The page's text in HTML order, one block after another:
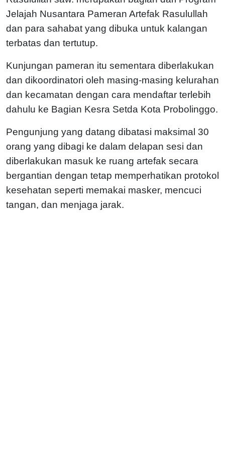
Jelajah Nusantara Pameran Artefak Rasulullah
dan para sahabat yang dibuka untuk kalangan
terbatas dan tertutup.
Kunjungan pameran itu sementara diberlakukan
dan dikoordinatori oleh masing-masing kelurahan
dan kecamatan dengan cara mendaftar terlebih
dahulu ke Bagian Kesra Setda Kota Probolinggo.
Pengunjung yang datang dibatasi maksimal 30
orang yang dibagi ke dalam delapan sesi dan
diberlakukan masuk ke ruang artefak secara
bergantian dengan tetap memperhatikan protokol
kesehatan seperti memakai masker, mencuci
tangan, dan menjaga jarak.